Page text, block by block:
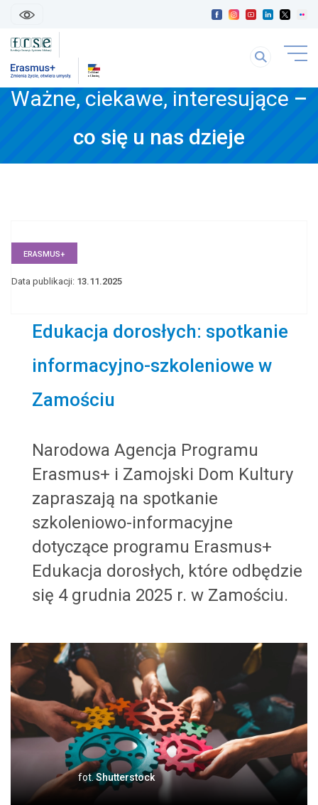
uwaga
otwiera
się
nowej
karice
Szukaj
stronie
Ważne, ciekawe, interesujące –
co się u nas dzieje
ERASMUS+
Data publikacji: 13.11.2025
Edukacja dorosłych: spotkanie
informacyjno-szkoleniowe w
Zamościu
Narodowa Agencja Programu
Erasmus+ i Zamojski Dom Kultury
zapraszają na spotkanie
szkoleniowo-informacyjne
dotyczące programu Erasmus+
Edukacja dorosłych, które odbędzie
się 4 grudnia 2025 r. w Zamościu.
fot.Shutterstock